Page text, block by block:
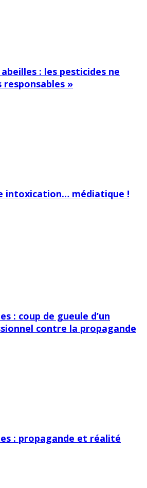
: les pesticides ne
responsables »
intoxication… médiatique !
: coup de gueule d’un
contre la propagande
: propagande et réalité